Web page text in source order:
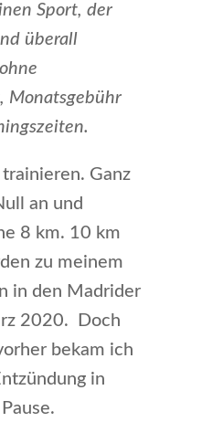
Sport, der
überall
Monatsgebühr
trainieren. Ganz
an und
8 km. 10 km
zu meinem
in den Madrider
2020. Doch
bekam ich
in